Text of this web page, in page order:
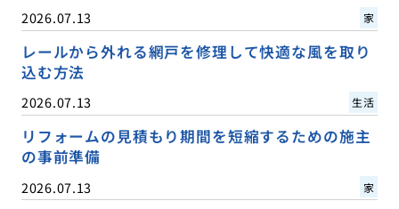
2026.07.13 家
レールから外れる網戸を修理して快適な風を取り
込む方法
2026.07.13 生活
リフォームの見積もり期間を短縮するための施主
の事前準備
2026.07.13 家